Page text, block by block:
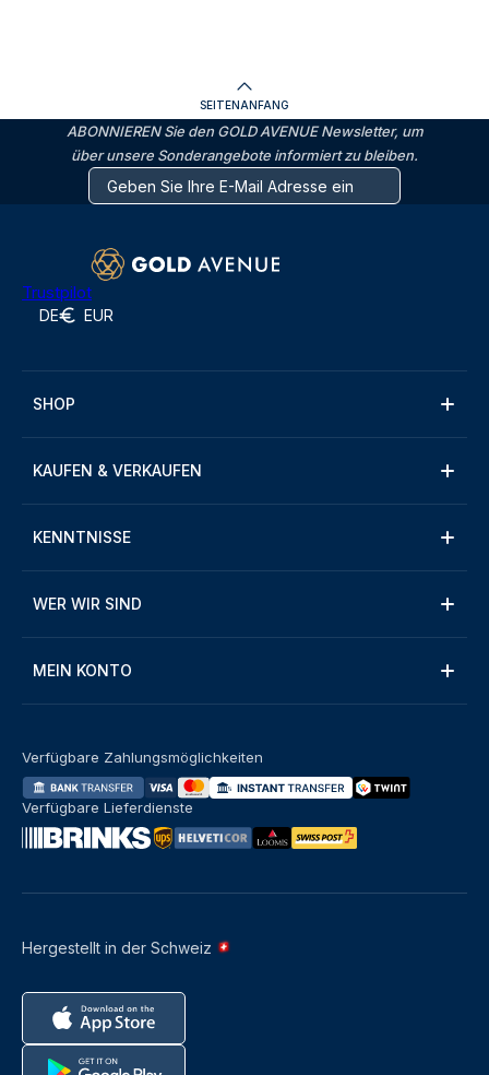
SEITENANFANG
ABONNIEREN Sie den GOLD AVENUE Newsletter, um
über unsere Sonderangebote informiert zu bleiben.
Trustpilot
DE EUR
SHOP
KAUFEN & VERKAUFEN
KENNTNISSE
WER WIR SIND
MEIN KONTO
Hergestellt in der Schweiz
Verfügbare Zahlungsmöglichkeiten
Verfügbare Lieferdienste